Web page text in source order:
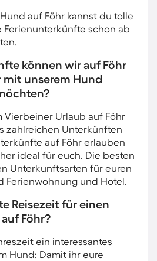
auf Föhr kannst du tolle
schon ab
können wir auf Föhr
unserem Hund
Vierbeiner Urlaub auf Föhr
zahlreichen Unterkünften
auf Föhr erlauben
ideal für euch. Die besten
Unterkunftsarten für euren
Ferienwohnung und Hotel.
Reisezeit für einen
Föhr?
ein interessantes
Hund: Damit ihr eure